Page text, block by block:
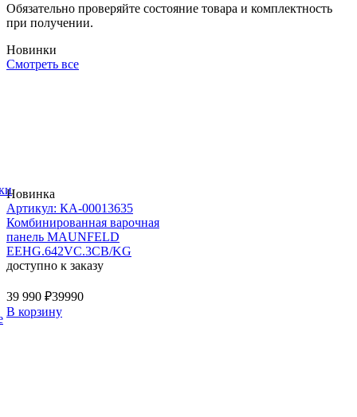
Обязательно проверяйте состояние товара и комплектность
при получении.
Новинки
Смотреть все
Новинка
Артикул: КА-00013635
Комбинированная варочная
панель MAUNFELD
EEHG.642VC.3CB/KG
доступно к заказу
39 990 ₽39990
В корзину